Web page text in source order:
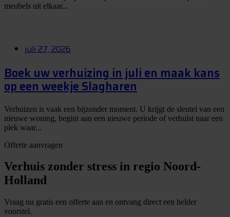
meubels uit elkaar...
juli 27, 2026
Boek uw verhuizing in juli en maak kans
op een weekje Slagharen
Verhuizen is vaak een bijzonder moment. U krijgt de sleutel van een
nieuwe woning, begint aan een nieuwe periode of verhuist naar een
plek waar...
Offerte aanvragen
Verhuis zonder stress in regio Noord-
Holland
Vraag nu gratis een offerte aan en ontvang direct een helder
voorstel.